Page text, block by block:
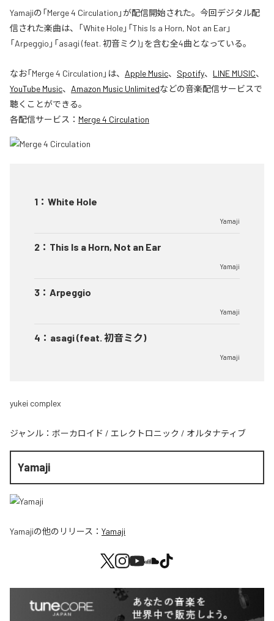
Yamajiの「Merge 4 Circulation」が配信開始された。今回デジタル配
信された楽曲は、「White Hole」「This Is a Horn, Not an Ear」
「Arpeggio」「asagi (feat. 初音ミク)」を含む全4曲となっている。
なお「Merge 4 Circulation 」は、 Apple Music、 Spotify、 LINE MUSIC、
YouTube Music、 Amazon Music Unlimitedなどの音楽配信サービスで
聴くことができる。
各配信サービス： Merge 4 Circulation
1 ： White Hole
Yamaji
2 ： This Is a Horn, Not an Ear
Yamaji
3 ： Arpeggio
Yamaji
4 ： asagi (feat. 初音ミク)
Yamaji
yukei complex
ジャンル： ボーカロイド / エレクトロニック / オルタナティブ
Yamaji
Yamajiの他のリリース： Yamaji